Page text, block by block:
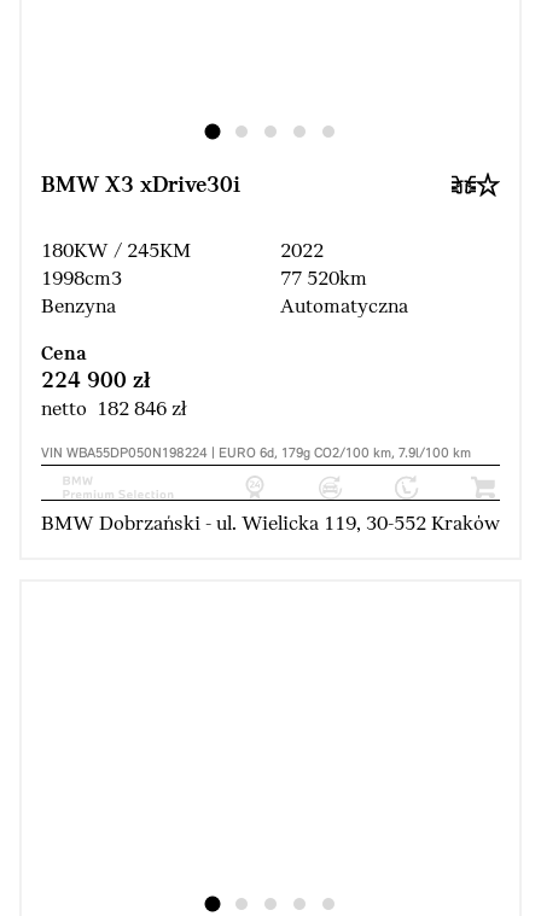
BMW X3 xDrive30i
180KW / 245KM
1998cm3
Benzyna
2022
77 520km
Automatyczna
Cena
224 900 zł
netto 182 846 zł
VIN WBA55DP050N198224 | EURO 6d, 179g CO2/100 km, 7.9l/100 km
BMW Dobrzański - ul. Wielicka 119, 30-552 Kraków